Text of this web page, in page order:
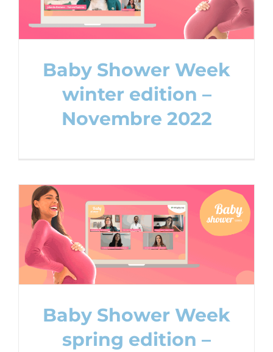
Baby Shower Party Content Creation
Baby Shower Week
winter edition –
Novembre 2022
Baby Shower Week spring edition –
Maggio 2022
Baby Shower Party Content Creation
Baby Shower Week
spring edition –